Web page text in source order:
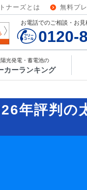
ナーズとは 無料プ
お電話でのご相談・お
0120-
光発電・蓄電池の
カーランキング
年評判の